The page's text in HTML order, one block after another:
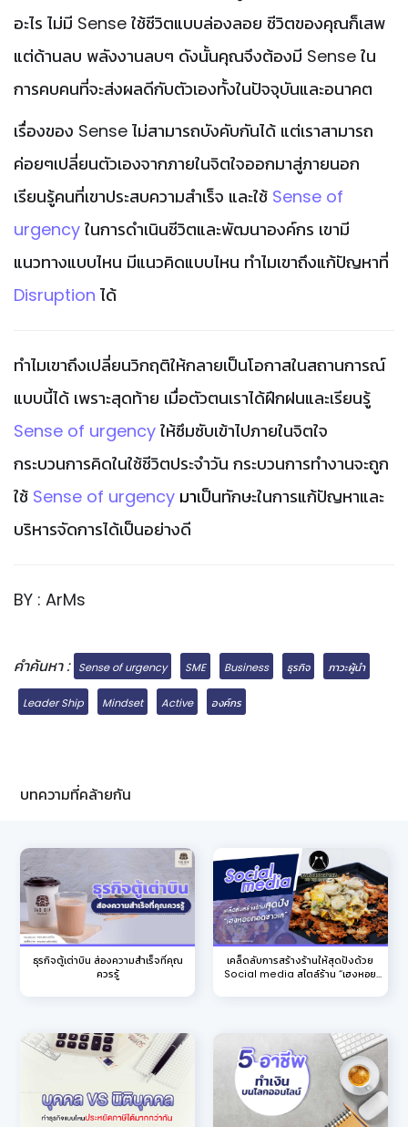
อะไร ไม่มี Sense ใช้ชีวิตแบบล่องลอย ชีวิตของคุณก็เสพ
แต่ด้านลบ พลังงานลบๆ ดังนั้นคุณจึงต้องมี Sense ใน
การคบคนที่จะส่งผลดีกับตัวเองทั้งในปัจจุบันและอนาคต
เรื่องของ Sense ไม่สามารถบังคับกันได้ แต่เราสามารถ
ค่อยๆเปลี่ยนตัวเองจากภายในจิตใจออกมาสู่ภายนอก
เรียนรู้คนที่เขาประสบความสำเร็จ และใช้ Sense of
urgency ในการดำเนินชีวิตและพัฒนาองค์กร เขามี
แนวทางแบบไหน มีแนวคิดแบบไหน ทำไมเขาถึงแก้ปัญหาที่
Disruption ได้
ทำไมเขาถึงเปลี่ยนวิกฤติให้กลายเป็นโอกาสในสถานการณ์
แบบนี้ได้ เพราะสุดท้าย เมื่อตัวตนเราได้ฝึกฝนและเรียนรู้
Sense of urgency ให้ซึมซับเข้าไปภายในจิตใจ
กระบวนการคิดในใช้ชีวิตประจำวัน กระบวนการทำงานจะถูก
ใช้ Sense of urgency มาเป็นทักษะในการแก้ปัญหาและ
บริหารจัดการได้เป็นอย่างดี
BY : ArMs
คำค้นหา : Sense of urgency SME Business ธุรกิจ ภาวะผู้นำ
Leader Ship Mindset Active องค์กร
บทความที่คล้ายกัน
ธุรกิจตู้เต่าบิน ส่องความสำเร็จที่คุณ
ควรรู้
เคล็ดลับการสร้างร้านให้สุดปังด้วย
Social media สไตล์ร้าน “เฮงหอย